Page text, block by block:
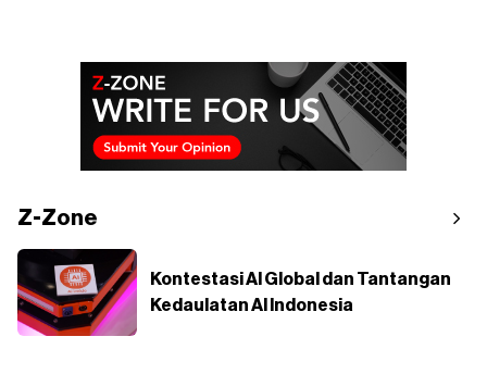
Z-Zone
Kontestasi AI Global dan Tantangan
Kedaulatan AI Indonesia